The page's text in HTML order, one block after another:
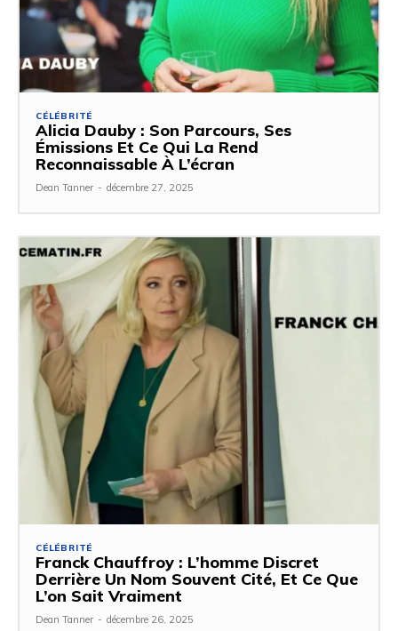
CÉLÉBRITÉ
Alicia Dauby : Son Parcours, Ses
Émissions Et Ce Qui La Rend
Reconnaissable À L’écran
Dean Tanner - décembre 27, 2025
CÉLÉBRITÉ
Franck Chauffroy : L’homme Discret
Derrière Un Nom Souvent Cité, Et Ce Que
L’on Sait Vraiment
Dean Tanner - décembre 26, 2025